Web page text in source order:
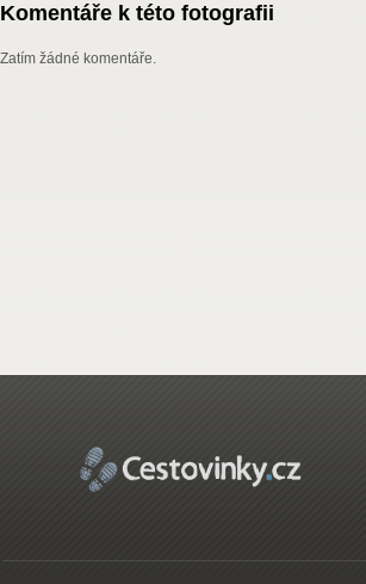
Komentáře k této fotografii
Zatím žádné komentáře.